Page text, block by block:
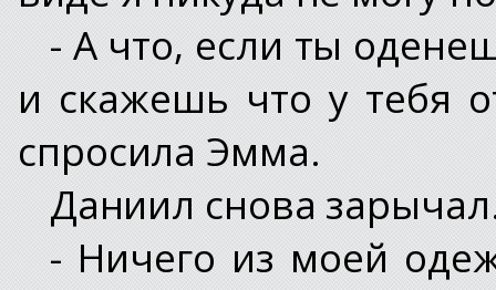
- А что, если ты
и скажешь что у тебя
спросила Эмма.
Даниил снова
- Ничего из моей